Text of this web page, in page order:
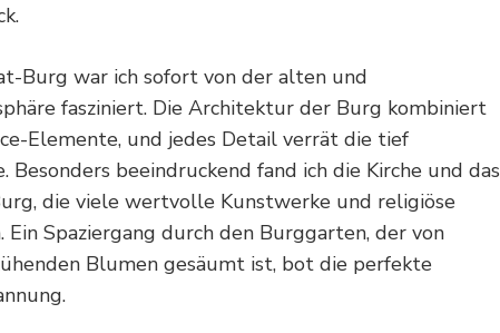
Burg war ich sofort von der alten und
fasziniert. Die Architektur der Burg kombiniert
Elemente, und jedes Detail verrät die tief
Besonders beeindruckend fand ich die Kirche und das
die viele wertvolle Kunstwerke und religiöse
Spaziergang durch den Burggarten, der von
Blumen gesäumt ist, bot die perfekte